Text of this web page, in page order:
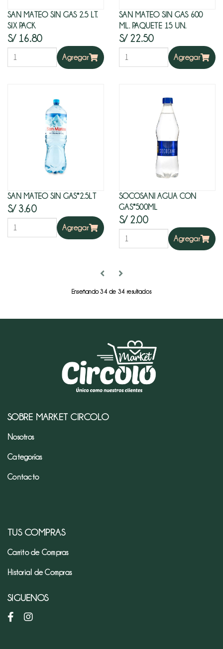
SAN MATEO SIN GAS 2.5 LT.
SIX PACK
S/ 16.80
Agregar
SAN MATEO SIN GAS 600
ML. PAQUETE 15 UN.
S/ 22.50
Agregar
SAN MATEO SIN GAS*2.5LT
S/ 3.60
Agregar
SOCOSANI AGUA CON
GAS*500ML
S/ 2.00
Agregar
Enseñando 34 de 34 resultados
SOBRE MARKET CIRCOLO
Nosotros
Categorías
Contacto
TUS COMPRAS
Carrito de Compras
Historial de Compras
SIGUENOS